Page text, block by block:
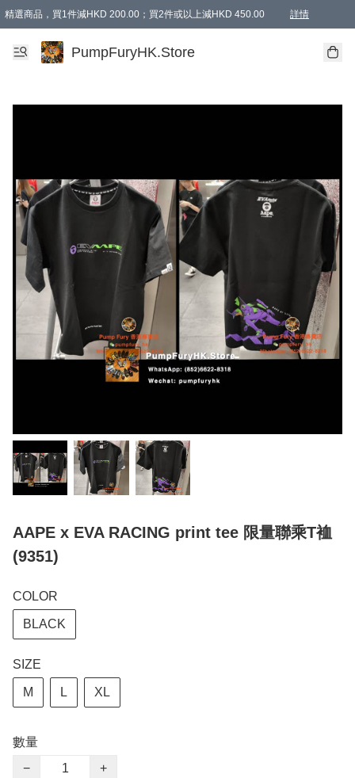
精選商品，買1件減HKD 200.00；買2件或以上減HKD 450.00 詳情
AAPE商品,會員專享9折或以上（按會員等級）AAPE products, members can
精選商品，任選買2件或以上減HKD 100.00
購物滿 HKD 800.00即享免運費優惠！（適用於 特定的送貨方式 )
PumpFuryHK.Store
AAPE x EVA RACING print tee 限量聯乘T裇
(9351)
COLOR
BLACK
SIZE
M L XL
數量
−
+